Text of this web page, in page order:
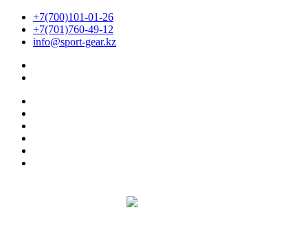
+7(700)101-01-26
+7(701)760-49-12
info@sport-gear.kz